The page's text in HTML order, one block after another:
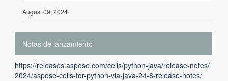
August 09, 2024
Notas de lanzamiento
https://releases.aspose.com/cells/python-java/release-notes/
2024/aspose-cells-for-python-via-java-24-8-release-notes/